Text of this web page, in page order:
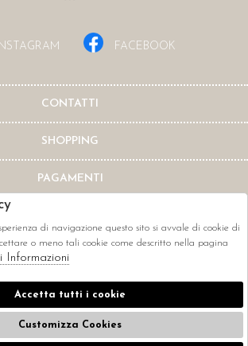
FACEBOOK
CONTATTI
SHOPPING
PAGAMENTI
CORRIERI
di navigazione questo sito si avvale di cookie di
o meno tali cookie come descritto nella pagina
Informazioni
Accetta tutti i cookie
Customizza Cookies